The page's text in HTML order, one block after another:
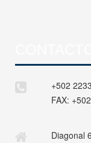
+502
FAX:
Diagonal